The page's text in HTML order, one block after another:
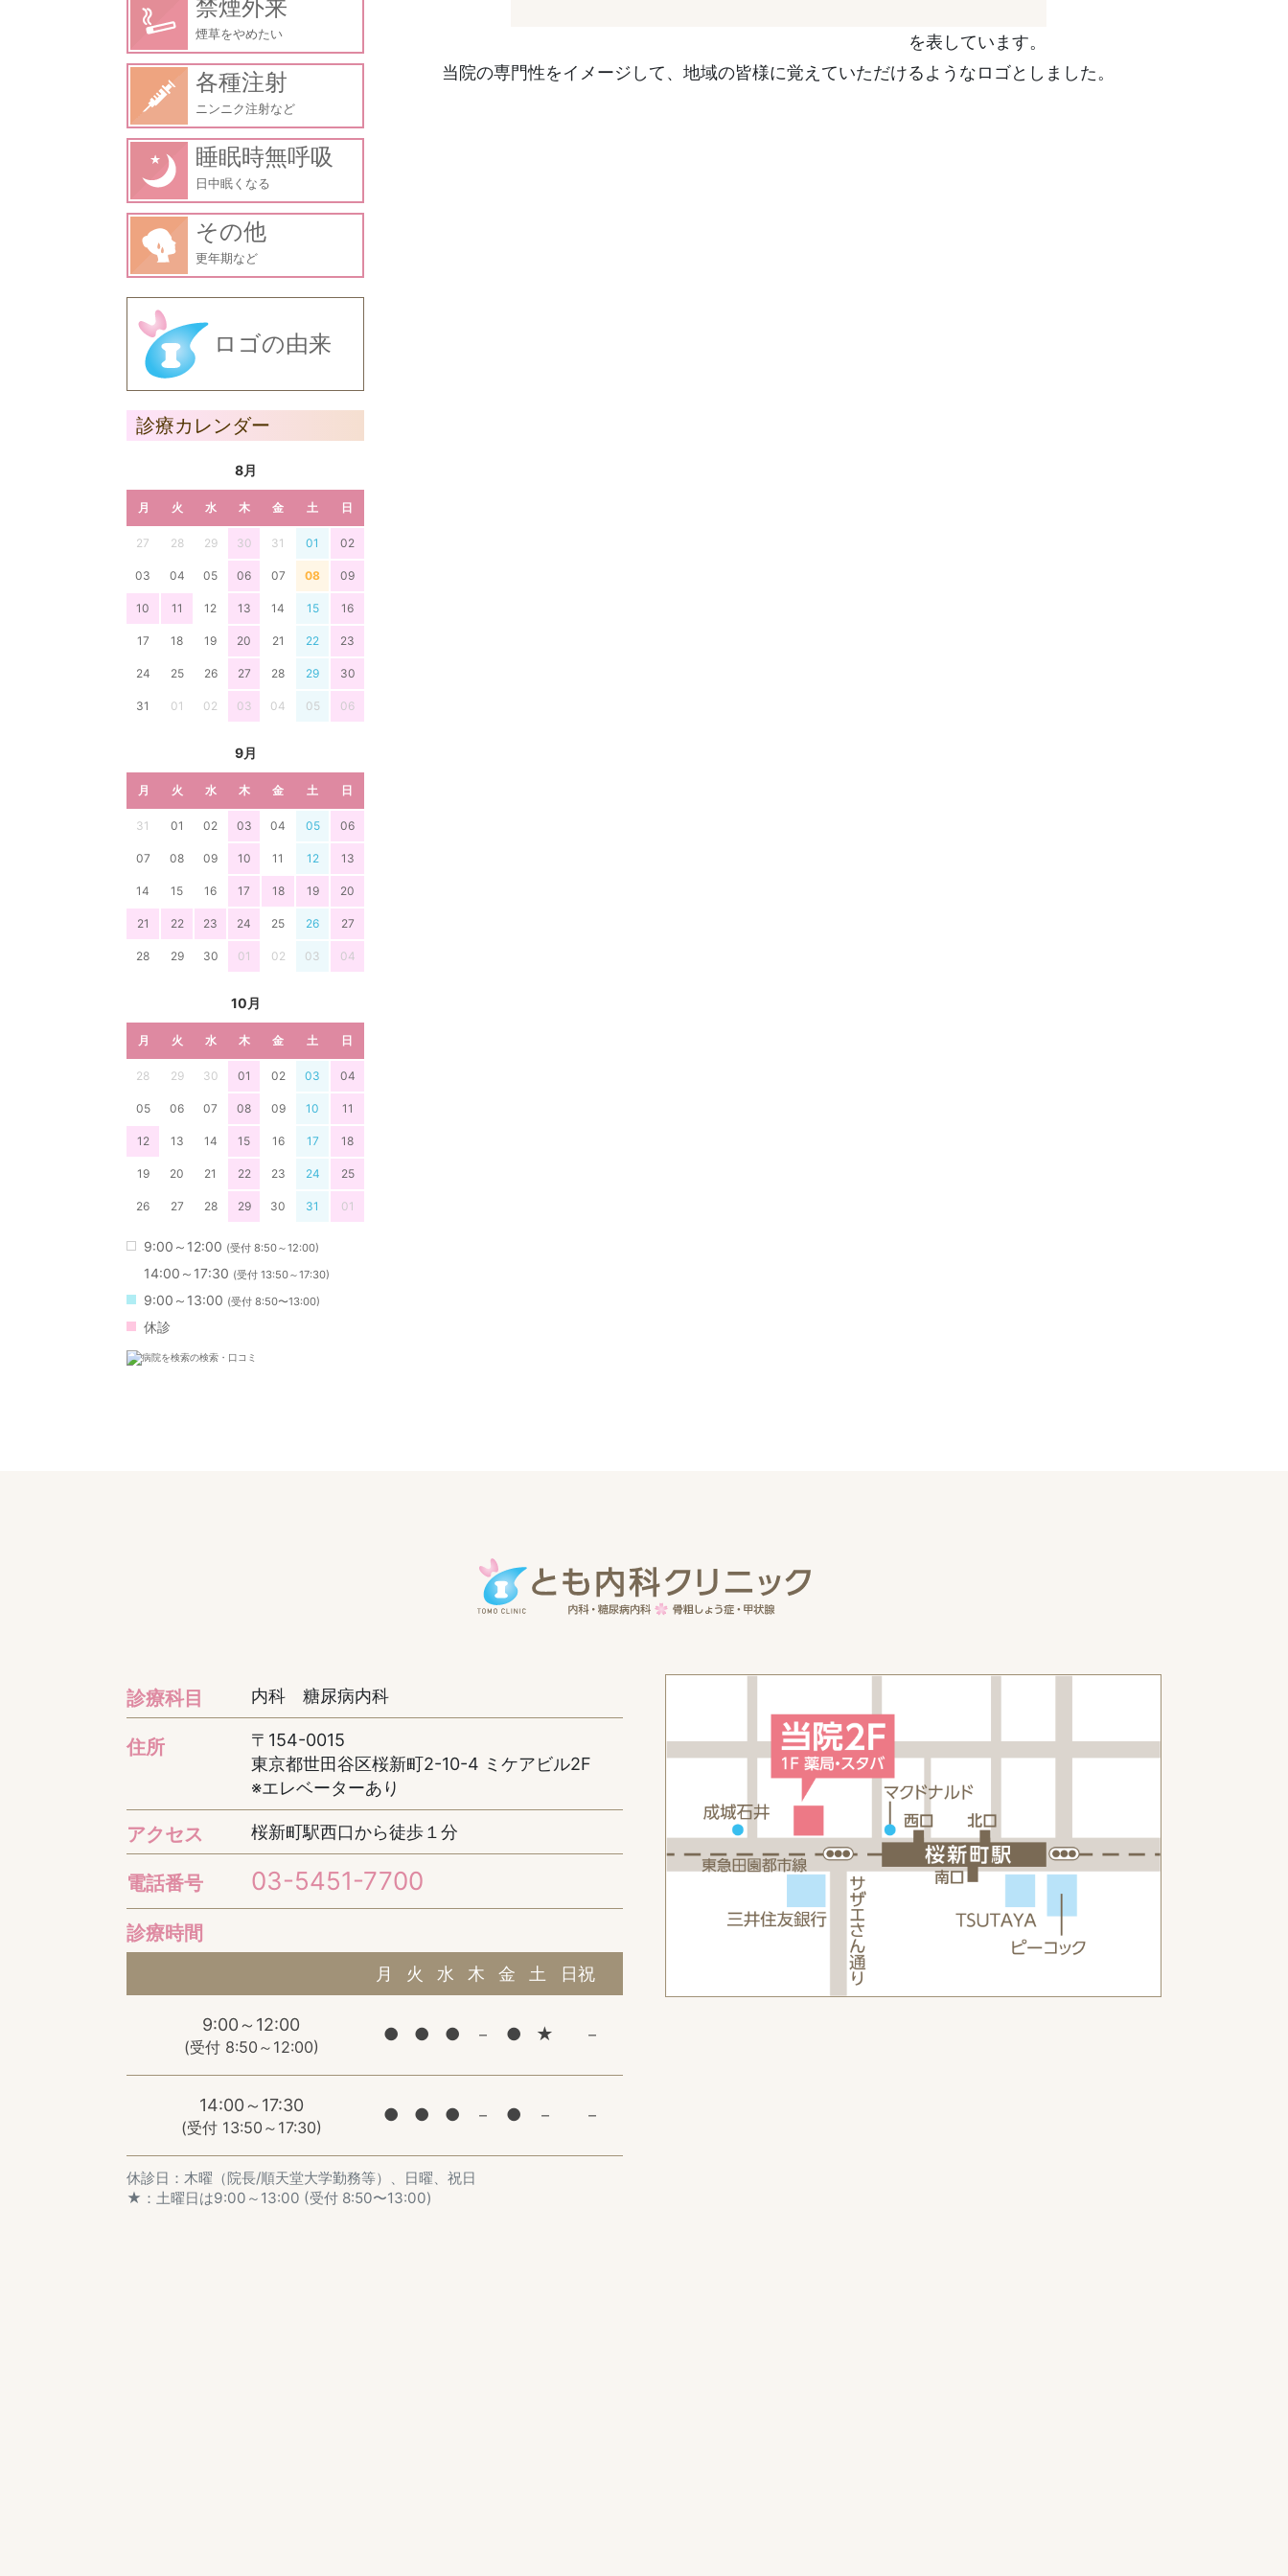
を表しています。
当院の専門性をイメージして、地域の皆様に覚えていただけるようなロゴとしました。
禁煙外来
煙草をやめたい
各種注射
ニンニク注射など
睡眠時無呼吸
日中眠くなる
その他
更年期など
ロゴの由来
診療カレンダー
8月
月 火 水 木 金 土 日
27 28 29 30 31 01 02
03 04 05 06 07 08 09
10 11 12 13 14 15 16
17 18 19 20 21 22 23
24 25 26 27 28 29 30
31 01 02 03 04 05 06
9月
月 火 水 木 金 土 日
31 01 02 03 04 05 06
07 08 09 10 11 12 13
14 15 16 17 18 19 20
21 22 23 24 25 26 27
28 29 30 01 02 03 04
10月
月 火 水 木 金 土 日
28 29 30 01 02 03 04
05 06 07 08 09 10 11
12 13 14 15 16 17 18
19 20 21 22 23 24 25
26 27 28 29 30 31 01
9:00～12:00 (受付 8:50～12:00)
14:00～17:30 (受付 13:50～17:30)
9:00～13:00 (受付 8:50〜13:00)
休診
診療科目 内科 糖尿病内科
住所
〒154-0015
東京都世田谷区桜新町2-10-4 ミケアビル2F
※エレベーターあり
アクセス 桜新町駅西口から徒歩１分
電話番号 03-5451-7700
診療時間
休診日：木曜（院長/順天堂大学勤務等）、日曜、祝日
★：土曜日は9:00～13:00 (受付 8:50〜13:00)
月 火 水 木 金 土 日祝
9:00～12:00
(受付 8:50～12:00)
● ● ● － ● ★ －
14:00～17:30
(受付 13:50～17:30)
● ● ● － ● － －